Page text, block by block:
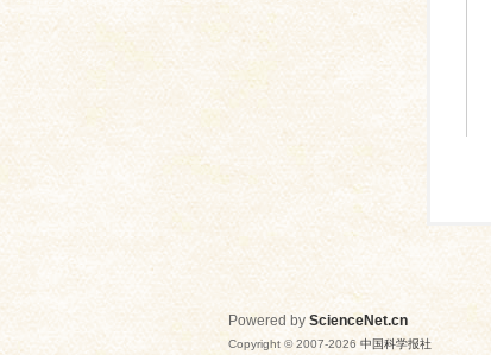
Powered by ScienceNet.cn
Copyright © 2007-2026 中国科学报社